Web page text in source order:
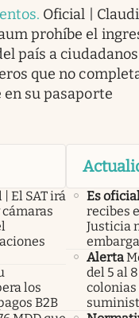
. Oficial |
prohíbe el
país a
que no
su pasaporte
El SAT irá
cámaras
los
B2B
Es
recibes
Justicia
Alerta
del 5 al
colonias